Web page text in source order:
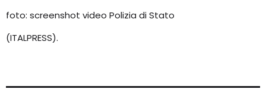
foto: screenshot video Polizia di Stato
(ITALPRESS).